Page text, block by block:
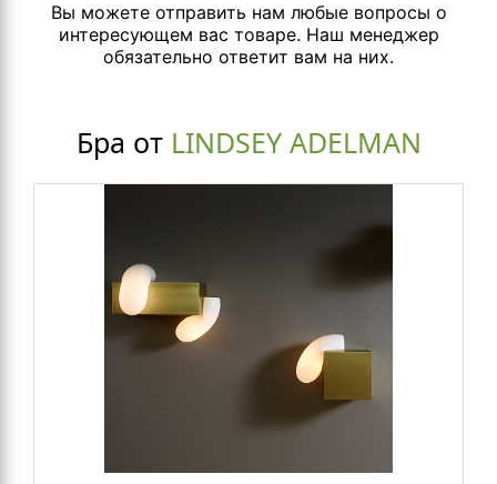
Вы можете отправить нам любые вопросы о
интересующем вас товаре. Наш менеджер
обязательно ответит вам на них.
Бра от LINDSEY ADELMAN